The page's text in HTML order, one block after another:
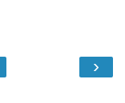
›